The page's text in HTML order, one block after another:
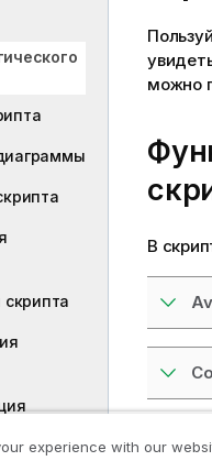
можно
В
experience with our